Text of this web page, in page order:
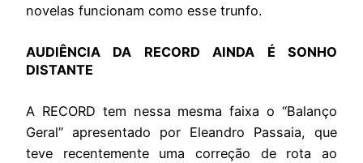
novelas funcionam como esse trunfo.
AUDIÊNCIA DA RECORD AINDA É SONHO
DISTANTE
A RECORD tem nessa mesma faixa o “Balanço
Geral” apresentado por Eleandro Passaia, que
teve recentemente uma correção de rota ao